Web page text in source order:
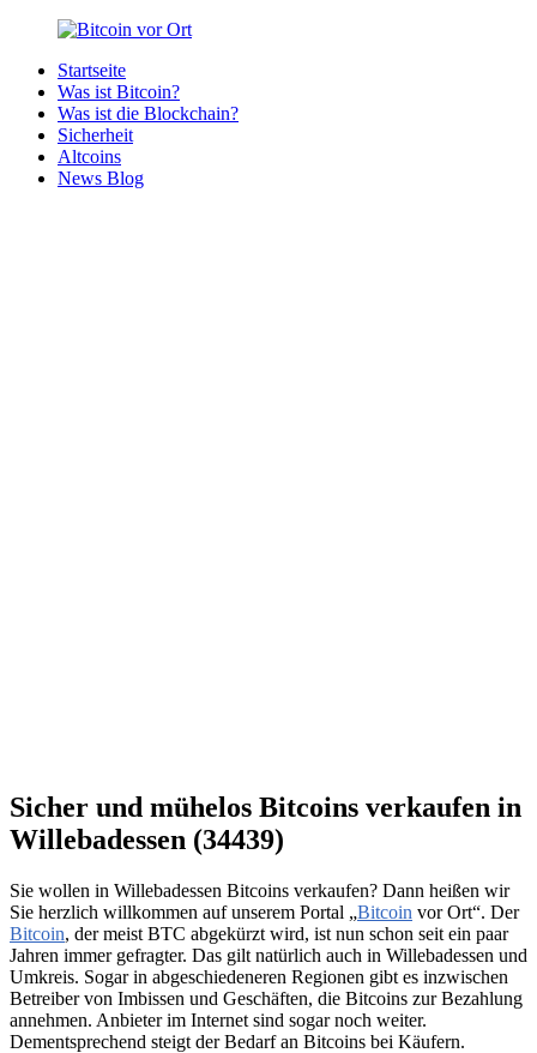
Zurück
Inhalt
Bitcoin
Bitcoins
deiner
Region
Startseite
Was ist Bitcoin?
Was ist die Blockchain?
Sicherheit
Altcoins
News Blog
Sicher und mühelos Bitcoins verkaufen in
Willebadessen (34439)
Sie wollen in Willebadessen Bitcoins verkaufen? Dann heißen wir
Sie herzlich willkommen auf unserem Portal „Bitcoin vor Ort“. Der
Bitcoin, der meist BTC abgekürzt wird, ist nun schon seit ein paar
Jahren immer gefragter. Das gilt natürlich auch in Willebadessen und
Umkreis. Sogar in abgeschiedeneren Regionen gibt es inzwischen
Betreiber von Imbissen und Geschäften, die Bitcoins zur Bezahlung
annehmen. Anbieter im Internet sind sogar noch weiter.
Dementsprechend steigt der Bedarf an Bitcoins bei Käufern.